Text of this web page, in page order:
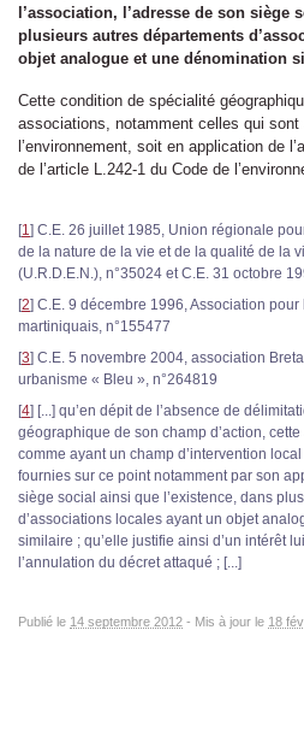
l’association, l’adresse de son siège
plusieurs autres départements
objet analogue et une dénomination
Cette condition de spécialité
associations, notamment celles qui
l’environnement, soit en application de
de l’article L.242-1 du Code de
[1] C.E. 26 juillet 1985, Union régionale
de la nature de la vie et de la qualité de la
(U.R.D.E.N.), n°35024 et C.E. 31 octobre
[2] C.E. 9 décembre 1996, Association
martiniquais, n°155477
[3] C.E. 5 novembre 2004, association
urbanisme « Bleu », n°264819
[4] [...] qu’en dépit de l’absence de
géographique de son champ d’action,
comme ayant un champ d’intervention
fournies sur ce point notamment par son
siège social ainsi que l’existence, dans
d’associations locales ayant un objet
similaire ; qu’elle justifie ainsi d’un intérêt
l’annulation du décret attaqué ; [...]
Publié le 14 septembre 2012 - Mis à jour le 18